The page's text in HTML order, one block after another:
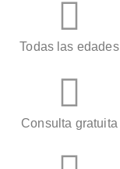
Todas las edades
Consulta gratuita